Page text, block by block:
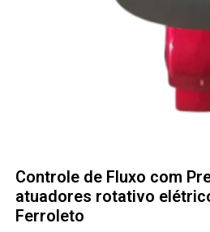
Controle de Fluxo com
atuadores rotativo
Ferroleto